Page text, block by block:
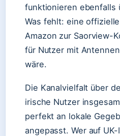
funktionieren ebenfalls
Was fehlt: eine
Amazon zur Saorview-
für Nutzer mit
wäre.
Die Kanalvielfalt über
irische Nutzer
perfekt an lokale
angepasst. Wer auf UK-